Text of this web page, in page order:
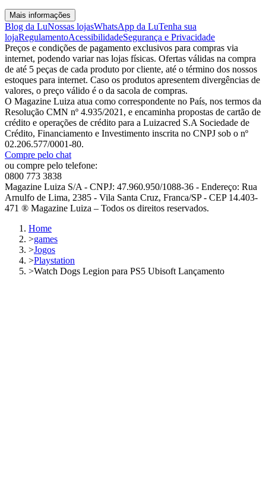
Mais informações
Blog da LuNossas lojasWhatsApp da LuTenha sua
lojaRegulamentoAcessibilidadeSegurança e Privacidade
Preços e condições de pagamento exclusivos para compras via
internet, podendo variar nas lojas físicas. Ofertas válidas na compra
de até 5 peças de cada produto por cliente, até o término dos nossos
estoques para internet. Caso os produtos apresentem divergências de
valores, o preço válido é o da sacola de compras.
O Magazine Luiza atua como correspondente no País, nos termos da
Resolução CMN nº 4.935/2021, e encaminha propostas de cartão de
crédito e operações de crédito para a Luizacred S.A Sociedade de
Crédito, Financiamento e Investimento inscrita no CNPJ sob o nº
02.206.577/0001-80.
Compre pelo chat
ou compre pelo telefone:
0800 773 3838
Magazine Luiza S/A - CNPJ: 47.960.950/1088-36 - Endereço: Rua
Arnulfo de Lima, 2385 - Vila Santa Cruz, Franca/SP - CEP 14.403-
471 ® Magazine Luiza – Todos os direitos reservados.
Home
>games
>Jogos
>Playstation
>Watch Dogs Legion para PS5 Ubisoft Lançamento